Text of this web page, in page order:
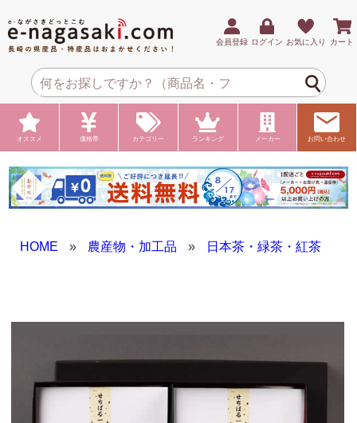
会員登録 ログイン お気に入り カート
オススメ 価格帯 カテゴリー ランキング メーカー お問い合わせ
HOME » 農産物・加工品 » 日本茶・緑茶・紅茶